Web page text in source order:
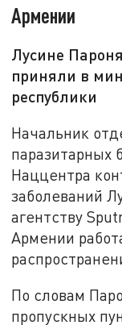
Армении
Лусине
приняли в
республики
Начальник
паразитарных
Наццентра
заболеваний
агентству
Армении
По словам
пропускных